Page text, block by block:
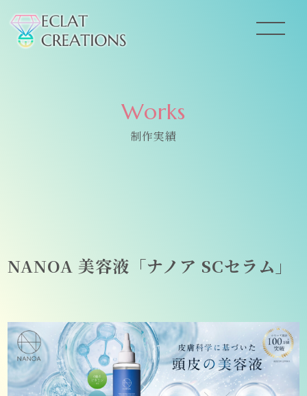
Works
制作実績
NANOA 美容液「ナノア SCセラム」